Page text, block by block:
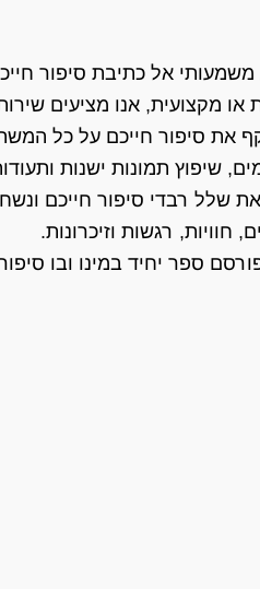
אל כתיבת סיפור
או מקצועית, אנו מציעים
את סיפור חייכם על כל
שיפוץ תמונות ישנות
שלל רבדי סיפור חייכם
רגשות וזיכרונות.
ספר יחיד במינו ובו